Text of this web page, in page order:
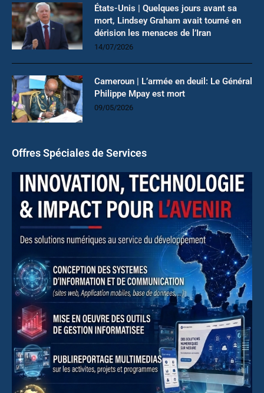
États-Unis | Quelques jours avant sa
mort, Lindsey Graham avait tourné en
dérision les menaces de l’Iran
14/07/2026
Cameroun | L’armée en deuil: Le Général
Philippe Mpay est mort
09/05/2026
Offres Spéciales de Services